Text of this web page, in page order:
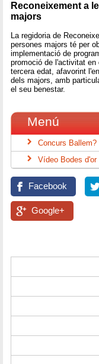
Reconeixement a
majors
La regidoria de
persones majors té per
implementació de
promoció de l'activitat en
tercera edat, afavorint
dels majors, amb
el seu benestar.
Menú
Concurs Ballem?
Vídeo Bodes d'or
Facebook
Google+